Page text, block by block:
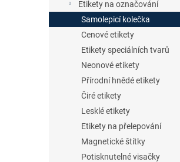
n
e
Etikety na označování
Samolepicí kolečka
Cenové etikety
Etikety speciálních tvarů
Neonové etikety
Přírodní hnědé etikety
Čiré etikety
Lesklé etikety
Etikety na přelepování
Magnetické štítky
Potisknutelné visačky